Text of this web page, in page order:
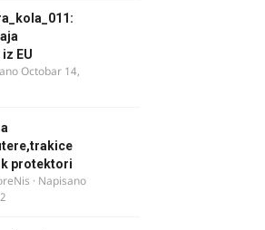
EU
Octobar 14,
protektori
· Napisano